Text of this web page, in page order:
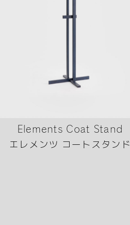
Elements Coat Stand
エレメンツ コートスタンド